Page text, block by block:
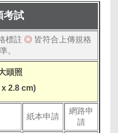
考試
標註 ◎ 皆符合上傳規格
。
頭照
2.8 cm)
紙本申請
網路申
請